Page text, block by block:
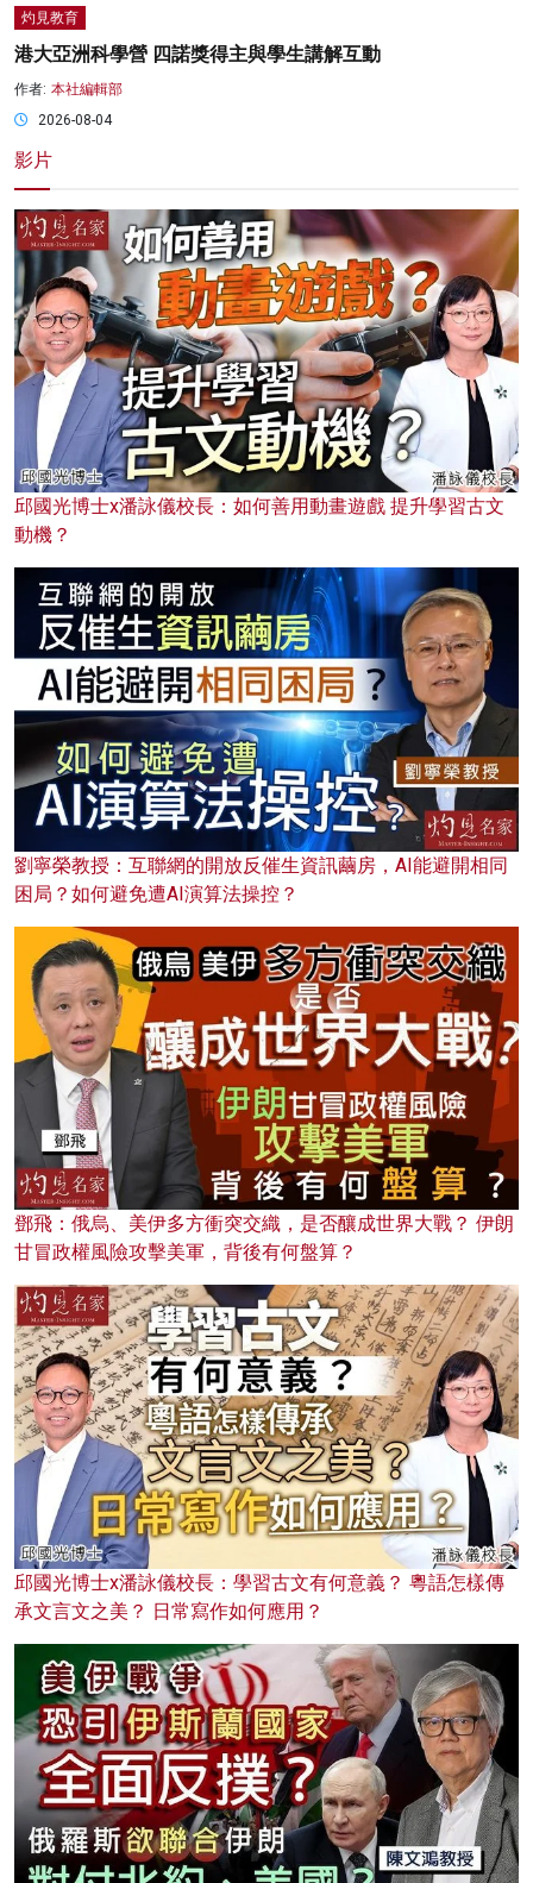
灼見教育
港大亞洲科學營 四諾獎得主與學生講解互動
作者: 本社編輯部
2026-08-04
影片
邱國光博士x潘詠儀校長：如何善用動畫遊戲 提升學習古文
動機？
劉寧榮教授：互聯網的開放反催生資訊繭房，AI能避開相同
困局？如何避免遭AI演算法操控？
鄧飛：俄烏、美伊多方衝突交織，是否釀成世界大戰？ 伊朗
甘冒政權風險攻擊美軍，背後有何盤算？
邱國光博士x潘詠儀校長：學習古文有何意義？ 粵語怎樣傳
承文言文之美？ 日常寫作如何應用？